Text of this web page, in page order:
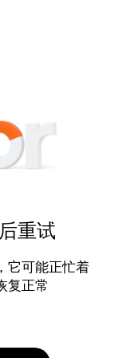
重试
它可能正忙着
复正常